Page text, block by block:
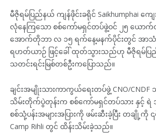
မီဇိုရမ်ပြည်နယ် ကျန်ဖိုင်းခရိုင် Saikhumphai ကျ
လုံနေကြသော စစ်ကော်မရှင်တပ်ဖွဲ့ဝင် ၂၅ ယောက်
အောက်တိုဘာ လ ၁၅ ရက်နေ့မနက်ပိုင်းတွင် အာ
ရဟတ်ယာဉ် ဖြင့်ခေါ် ထုတ်သွားသည်ဟု မီဇိုရမ်ပြ
သတင်းရင်းမြစ်တစ်ဦးကပြောသည်။
ချင်းအမျိုးသားကာကွယ်ရေးတပ်ဖွဲ့ CNO/
သိမ်းတိုက်ပွဲတုန်းက စစ်ကော်မရှင်တပ်သား နှင့် ရဲ
စစ်သုံ့ပန်းအများအပြားကို ဖမ်းဆီးခဲ့ပြီး တချို့ကို
Camp Rihli တွင် ထိန်းသိမ်းခဲ့သည်။